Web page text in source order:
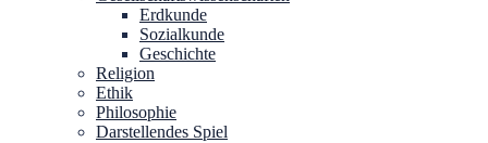
Erdkunde
Sozialkunde
Geschichte
Religion
Ethik
Philosophie
Darstellendes Spiel